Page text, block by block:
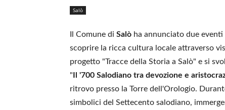
Salò
Il Comune di Salò ha annunciato due
scoprire la ricca cultura locale attraverso
progetto "Tracce della Storia a Salò" e si
" Il '700 Salodiano tra devozione e
ritrovo presso la Torre dell'Orologio.
simbolici del Settecento salodiano,